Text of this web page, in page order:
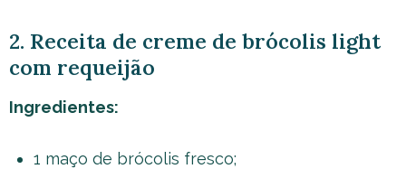
2. Receita de creme de brócolis light
com requeijão
Ingredientes:
1 maço de brócolis fresco;